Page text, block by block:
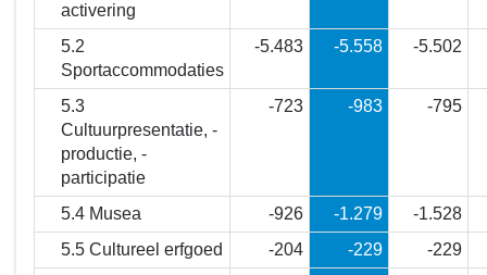
activering
5.2
Sportaccommodaties
-5.483 -5.558 -5.502
5.3
Cultuurpresentatie, -
productie, -
participatie
-723 -983 -795
5.4 Musea -926 -1.279
-1.528
5.5 Cultureel erfgoed
-204 -229
-229